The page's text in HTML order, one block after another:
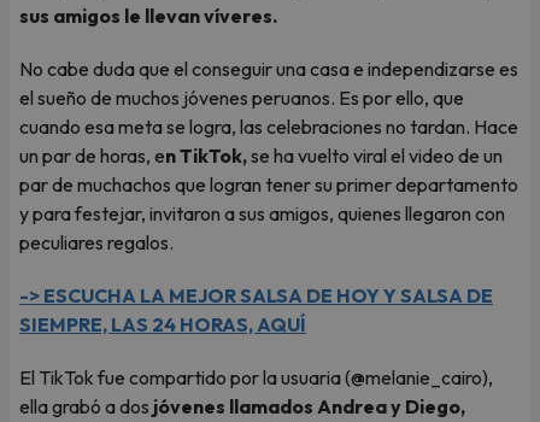
sus amigos le llevan víveres.
No cabe duda que el conseguir una casa e independizarse es
el sueño de muchos jóvenes peruanos. Es por ello, que
cuando esa meta se logra, las celebraciones no tardan. Hace
un par de horas, en TikTok,se ha vuelto viral el video de un
par de muchachos que logran tener su primer departamento
y para festejar, invitaron a sus amigos, quienes llegaron con
peculiares regalos.
-> ESCUCHA LA MEJOR SALSA DE HOY Y SALSA DE
SIEMPRE, LAS 24 HORAS, AQUÍ
El TikTok fue compartido por la usuaria (@melanie_cairo),
ella grabó a dos jóvenes llamados Andrea y Diego,